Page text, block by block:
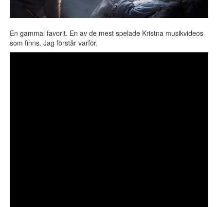
En gammal favorit. En av de mest spelade Kristna musikvideos
som finns. Jag förstår varför.